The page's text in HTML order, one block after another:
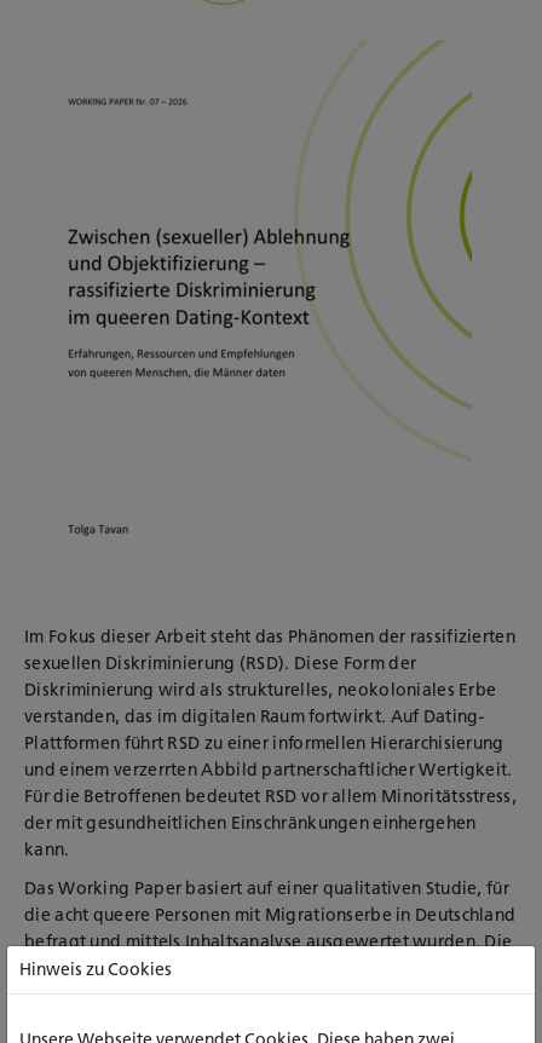
Im Fokus dieser Arbeit steht das Phänomen der rassifizierten
sexuellen Diskriminierung (RSD). Diese Form der
Diskriminierung wird als strukturelles, neokoloniales Erbe
verstanden, das im digitalen Raum fortwirkt. Auf Dating-
Plattformen führt RSD zu einer informellen Hierarchisierung
und einem verzerrten Abbild partnerschaftlicher Wertigkeit.
Für die Betroffenen bedeutet RSD vor allem Minoritätsstress,
der mit gesundheitlichen Einschränkungen einhergehen
kann.
Das Working Paper basiert auf einer qualitativen Studie, für
die acht queere Personen mit Migrationserbe in Deutschland
befragt und mittels Inhaltsanalyse ausgewertet wurden. Die
Ergebnisse offenbaren einerseits die tiefgreifenden und
schmerzhaften Othering-Erfahrungen im Alltag der
Hinweis zu Cookies